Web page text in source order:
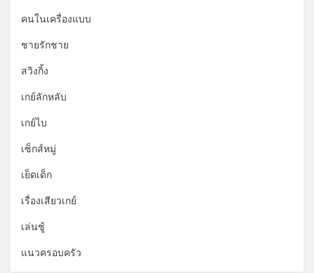
คนในเครื่องแบบ
ชายรักชาย
สวิงกิ้ง
เกย์ลักหลับ
เกย์ไบ
เซ็กส์หมู่
เย็ดเด็ก
เรื่องเสียวเกย์
เล่นชู้
แนวครอบครัว